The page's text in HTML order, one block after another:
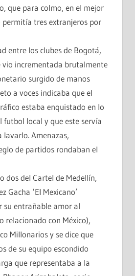
que para colmo, en el mejor
permitía tres extranjeros por
entre los clubes de Bogotá,
vio incrementada brutalmente
surgido de manos
a voces indicaba que el
estaba enquistado en lo
futbol local y que este servía
Amenazas,
de partidos rondaban el
dos del Cartel de Medellín,
Gacha ‘El Mexicano’
su entrañable amor al
relacionado con México),
Millonarios y se dice que
de su equipo escondido
que representaba a la